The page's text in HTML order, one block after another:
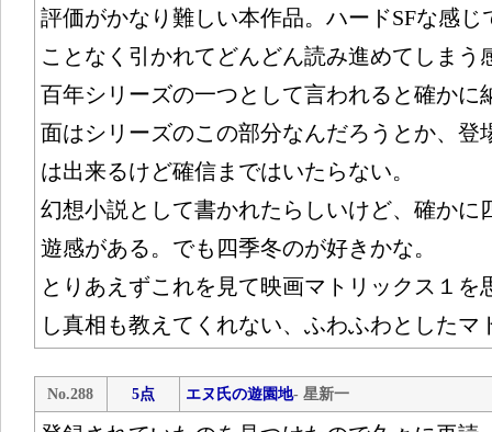
評価がかなり難しい本作品。ハードSFな感
ことなく引かれてどんどん読み進めてしまう
百年シリーズの一つとして言われると確かに
面はシリーズのこの部分なんだろうとか、登
は出来るけど確信まではいたらない。
幻想小説として書かれたらしいけど、確かに
遊感がある。でも四季冬のが好きかな。
とりあえずこれを見て映画マトリックス１を
し真相も教えてくれない、ふわふわとしたマ
No.288 5点 エヌ氏の遊園地- 星新一